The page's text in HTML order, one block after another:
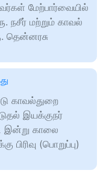
மேற்பார்வையில்
நசீர் மற்றும் காவல்
தென்னரசு
காவல்துறை
இயக்குநர்
இன்று காலை
பிரிவு (பொறுப்பு)